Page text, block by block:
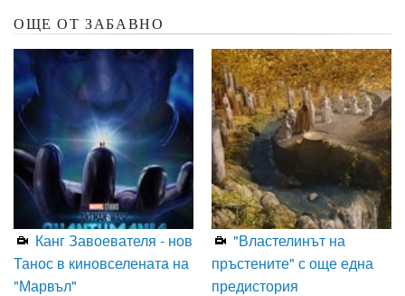
ОЩЕ ОТ ЗАБАВНО
Канг Завоевателя - нов
Танос в киновселената на
"Марвъл"
"Властелинът на
пръстените" с още една
предистория